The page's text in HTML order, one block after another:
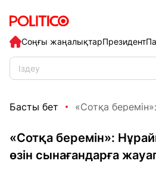
Соңғы жаңалықтарПрезидент
Басты бет «Сотқа
«Сотқа беремін»:
өзін сынағандарға